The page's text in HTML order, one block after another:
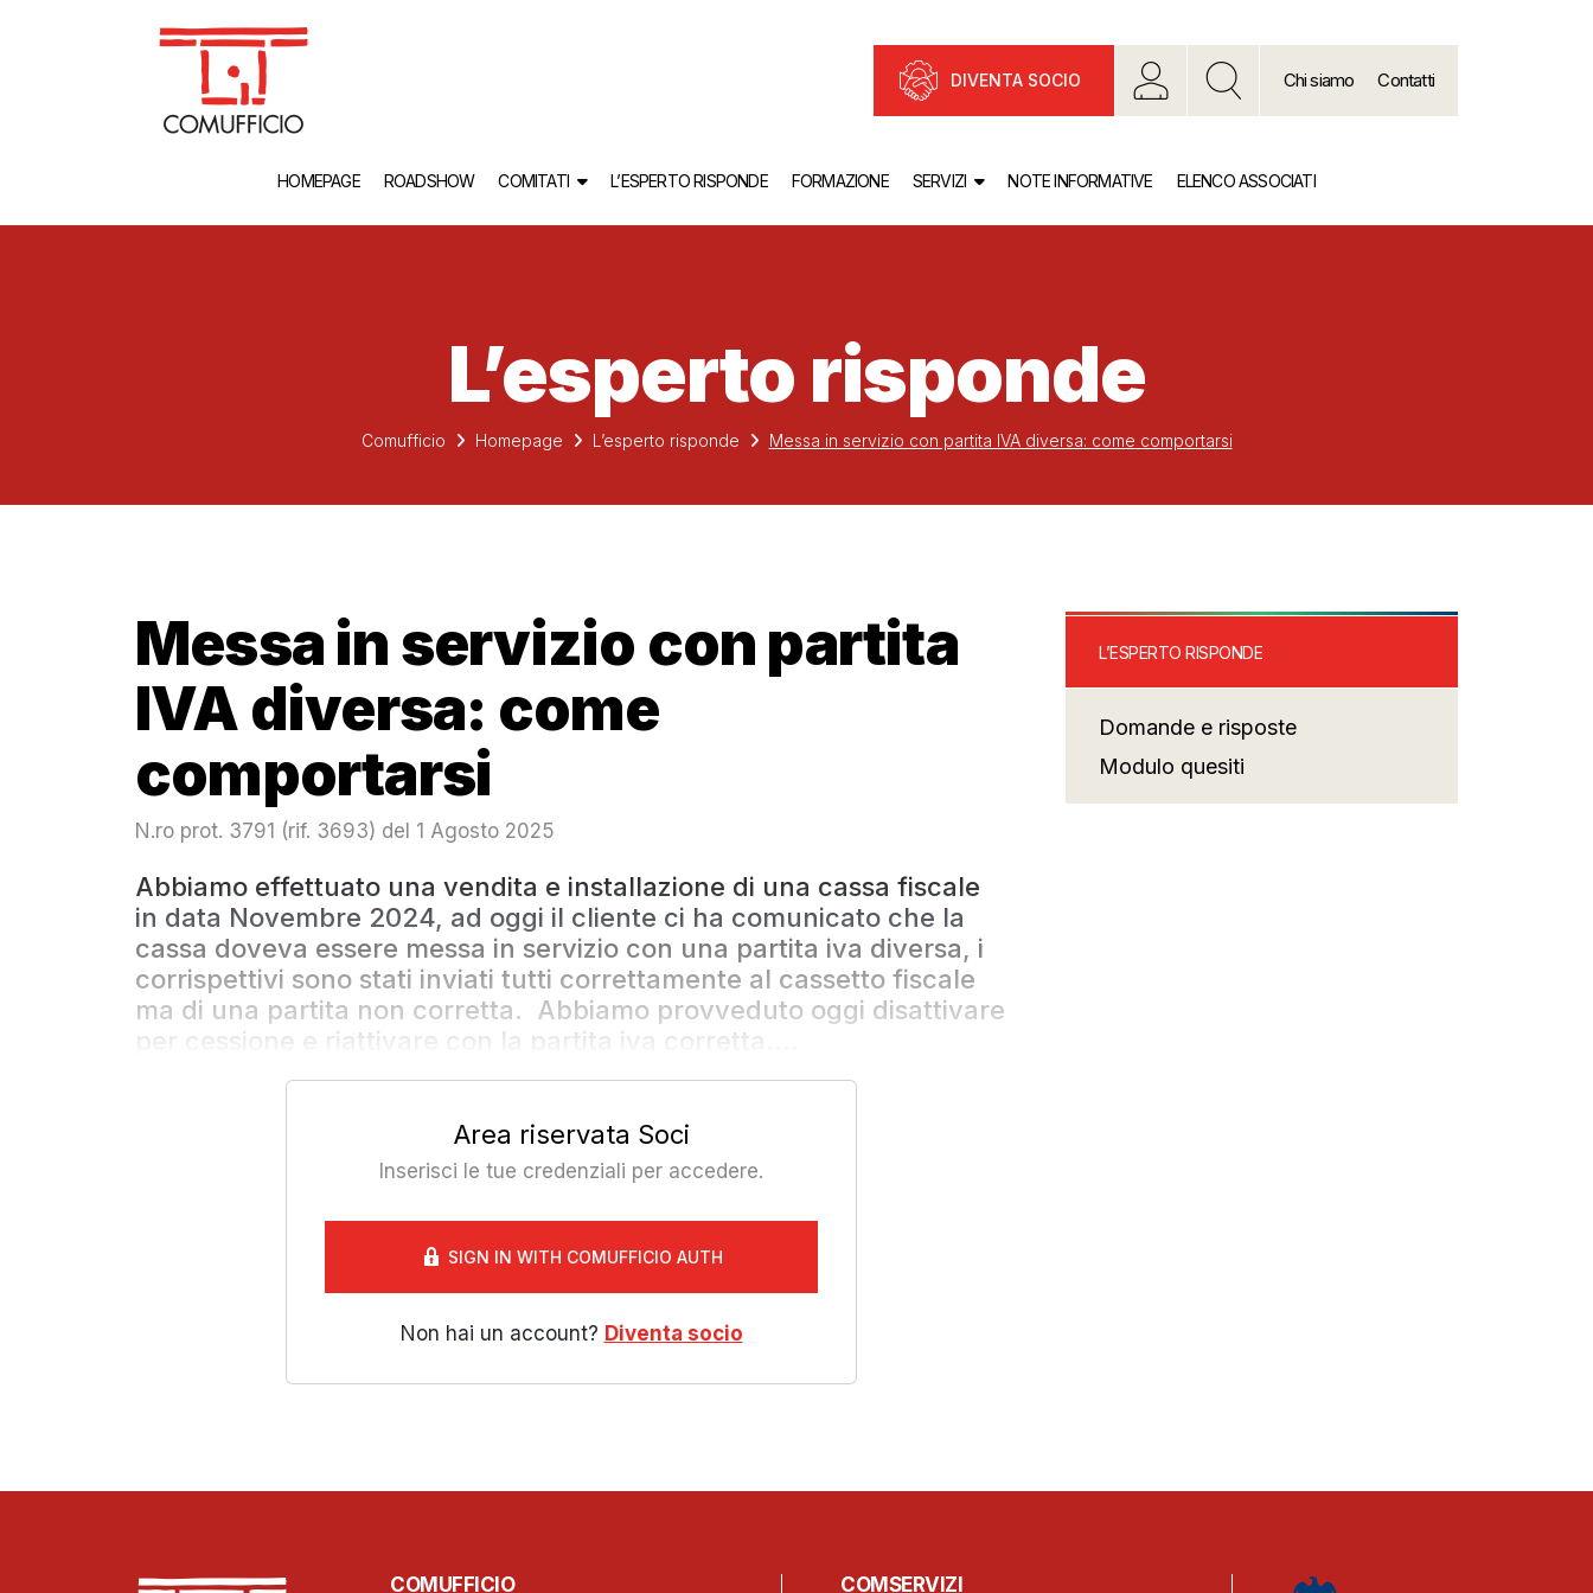
DIVENTA SOCIO Chi siamo Contatti
HOMEPAGE ROADSHOW COMITATI L’ESPERTO RISPONDE FORMAZIONE SERVIZI NOTE INFORMATIVE ELENCO ASSOCIATI
L’esperto risponde
Comufficio Homepage L’esperto risponde Messa in servizio con partita IVA diversa: come comportarsi
Messa in servizio con partita
IVA diversa: come
comportarsi
N.ro prot. 3791 (rif. 3693) del 1 Agosto 2025
Abbiamo effettuato una vendita e installazione di una cassa fiscale
in data Novembre 2024, ad oggi il cliente ci ha comunicato che la
cassa doveva essere messa in servizio con una partita iva diversa, i
corrispettivi sono stati inviati tutti correttamente al cassetto fiscale
ma di una partita non corretta. Abbiamo provveduto oggi disattivare
per cessione e riattivare con la partita iva corretta....
Area riservata Soci
Inserisci le tue credenziali per accedere.
SIGN IN WITH COMUFFICIO AUTH
Non hai un account? Diventa socio
L’ESPERTO RISPONDE
Domande e risposte
Modulo quesiti
COMUFFICIO COMSERVIZI